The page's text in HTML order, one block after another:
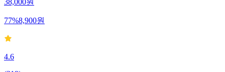
38,000원
77%8,900원
4.6